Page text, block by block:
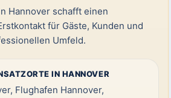
Hannover schafft einen
für Gäste, Kunden und
Umfeld.
IN HANNOVER
Flughafen Hannover,